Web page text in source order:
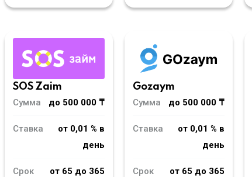
SOS Zaim
Сумма
до 500 000 ₸
Ставка
от 0,01 % в
день
Срок
от 65 до 365
Gozaym
Сумма
до 500 000 ₸
Ставка
от 0,01 % в
день
Срок
от 65 до 365